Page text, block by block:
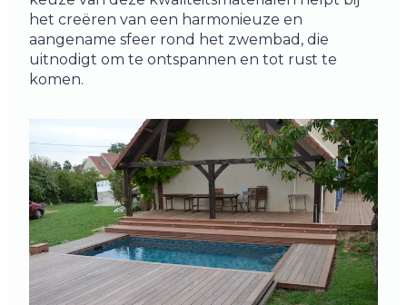
het creëren van een harmonieuze en
aangename sfeer rond het zwembad, die
uitnodigt om te ontspannen en tot rust te
komen.